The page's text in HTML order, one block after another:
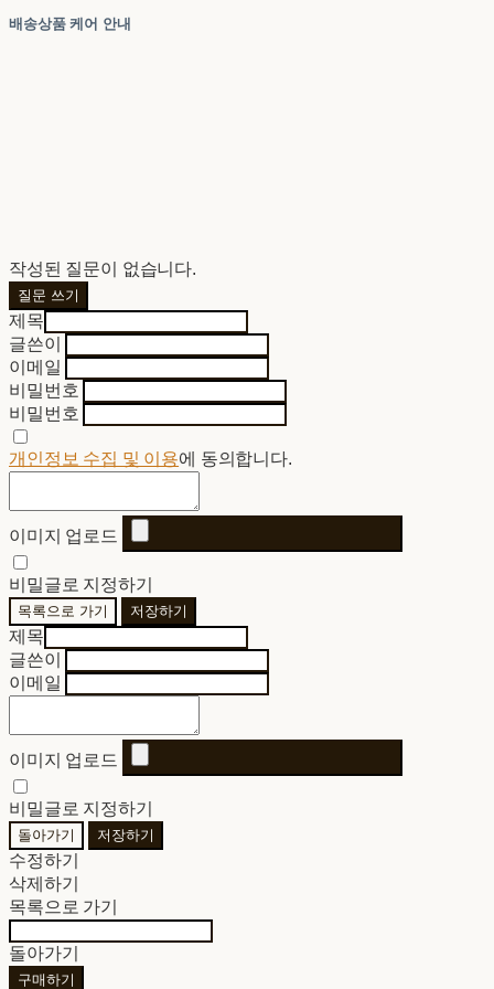
배송상품 케어 안내
작성된 질문이 없습니다.
질문 쓰기
제목
글쓴이
이메일
비밀번호
비밀번호
개인정보 수집 및 이용에 동의합니다.
이미지 업로드
비밀글로 지정하기
목록으로 가기 저장하기
제목
글쓴이
이메일
이미지 업로드
비밀글로 지정하기
돌아가기 저장하기
수정하기
삭제하기
목록으로 가기
돌아가기
구매하기